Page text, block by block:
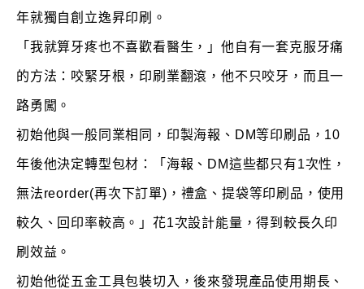
年就獨自創立逸昇印刷。
「我就算牙疼也不喜歡看醫生，」他自有一套克服牙痛
的方法：咬緊牙根，印刷業翻滾，他不只咬牙，而且一
路勇闖。
初始他與一般同業相同，印製海報、DM等印刷品，10
年後他決定轉型包材：「海報、DM這些都只有1次性，
無法reorder(再次下訂單)，禮盒、提袋等印刷品，使用
較久、回印率較高。」花1次設計能量，得到較長久印
刷效益。
初始他從五金工具包裝切入，後來發現產品使用期長、